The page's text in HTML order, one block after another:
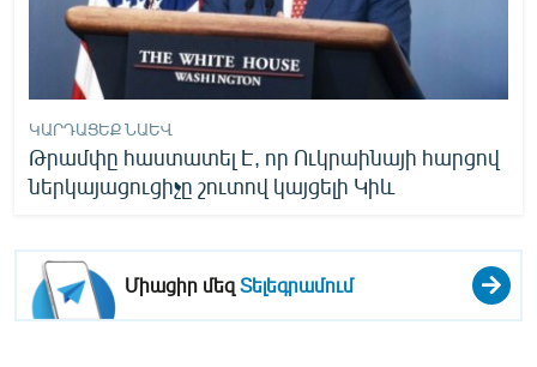
ԿԱՐԴԱՑԵՔ ՆԱԵՎ
Թրամփը հաստատել Է, որ Ուկրաինայի հարցով
ներկայացուցիչը շուտով կայցելի Կիև
Միացիր մեզՏելեգրամում